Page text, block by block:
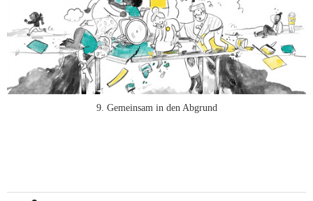
9. Gemeinsam in den Abgrund